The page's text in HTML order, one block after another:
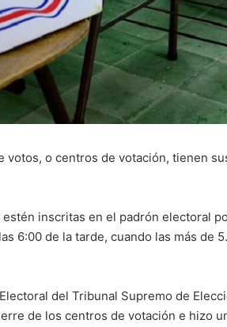
votos, o centros de votación, tienen
inscritas en el padrón electoral
6:00 de la tarde, cuando las más de
del Tribunal Supremo de
de los centros de votación e hizo